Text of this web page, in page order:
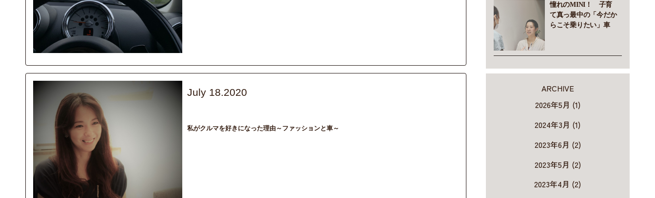
July 18.2020
私がクルマを好きになった理由～ファッションと車～
憧れのMINI！ 子育
て真っ最中の「今だか
らこそ乗りたい」車
ARCHIVE
2026年5月 (1)
2024年3月 (1)
2023年6月 (2)
2023年5月 (2)
2023年4月 (2)